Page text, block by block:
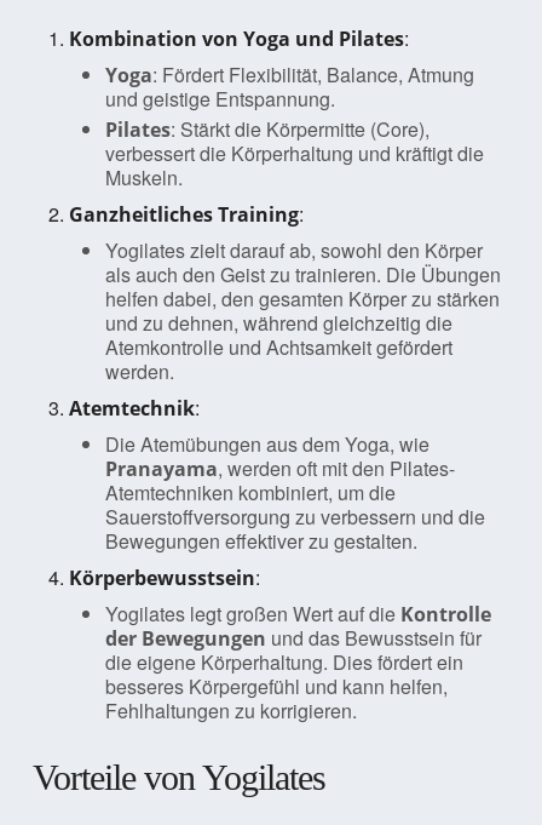
Kombination von Yoga und Pilates:
Yoga: Fördert Flexibilität, Balance, Atmung
und geistige Entspannung.
Pilates: Stärkt die Körpermitte (Core),
verbessert die Körperhaltung und kräftigt die
Muskeln.
Ganzheitliches Training:
Yogilates zielt darauf ab, sowohl den Körper
als auch den Geist zu trainieren. Die Übungen
helfen dabei, den gesamten Körper zu stärken
und zu dehnen, während gleichzeitig die
Atemkontrolle und Achtsamkeit gefördert
werden.
Atemtechnik:
Die Atemübungen aus dem Yoga, wie
Pranayama, werden oft mit den Pilates-
Atemtechniken kombiniert, um die
Sauerstoffversorgung zu verbessern und die
Bewegungen effektiver zu gestalten.
Körperbewusstsein:
Yogilates legt großen Wert auf die Kontrolle
der Bewegungen und das Bewusstsein für
die eigene Körperhaltung. Dies fördert ein
besseres Körpergefühl und kann helfen,
Fehlhaltungen zu korrigieren.
Vorteile von Yogilates